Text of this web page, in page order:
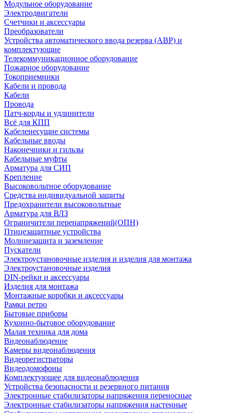
Модульное оборудование
Электродвигатели
Счетчики и аксессуары
Преобразователи
Устройства автоматического ввода резерва (АВР) и
комплектующие
Телекоммуникационное оборудование
Пожарное оборудование
Токоприемники
Кабели и провода
Кабели
Провода
Патч-корды и удлинители
Всё для КПП
Кабеленесущие системы
Кабельные вводы
Наконечники и гильзы
Кабельные муфты
Арматура для СИП
Крепление
Высоковольтное оборудование
Средства индивидуальной защиты
Предохранители высоковольтные
Арматура для ВЛЗ
Ограничители перенапряжений(ОПН)
Птицезащитные устройства
Молниезащита и заземление
Пускатели
Электроустановочные изделия и изделия для монтажа
Электроустановочные изделия
DIN-рейки и аксессуары
Изделия для монтажа
Монтажные коробки и аксессуары
Рамки ретро
Бытовые приборы
Кухонно-бытовое оборудование
Малая техника для дома
Видеонаблюдение
Камеры видеонаблюдения
Видеорегистраторы
Видеодомофоны
Комплектующее для видеонаблюдения
Устройства безопасности и резервного питания
Электронные стабилизаторы напряжения переносные
Электронные стабилизаторы напряжения настенные